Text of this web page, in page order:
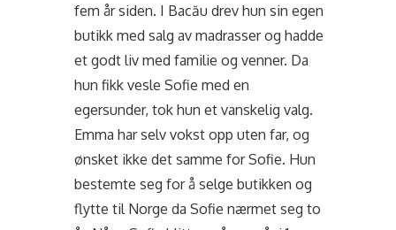
fem år siden. I Bacău drev hun sin egen
butikk med salg av madrasser og hadde
et godt liv med familie og venner. Da
hun fikk vesle Sofie med en
egersunder, tok hun et vanskelig valg.
Emma har selv vokst opp uten far, og
ønsket ikke det samme for Sofie. Hun
bestemte seg for å selge butikken og
flytte til Norge da Sofie nærmet seg to